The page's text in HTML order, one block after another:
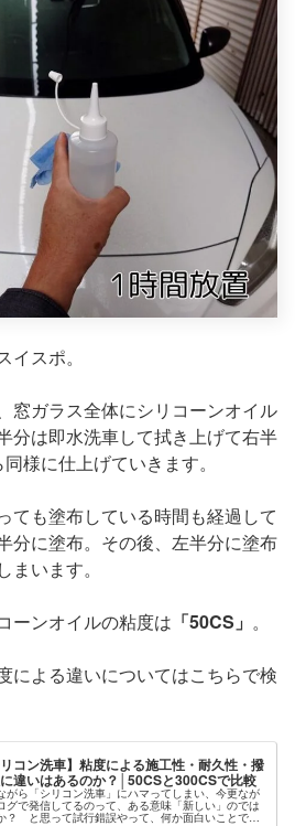
スポ。
窓ガラス全体にシリコーンオイル
分は即水洗車して拭き上げて右半
様に仕上げていきます。
ても塗布している時間も経過して
分に塗布。その後、左半分に塗布
います。
ーンオイルの粘度は 「50CS」 。
による違いについてはこちらで検
リコン洗車】粘度による施工性・耐久性・撥
違いはあるのか？│50CSと300CSで比較
がら「シリコン洗車」にハマってしまい、今更なが
グで発信してるのって、ある意味「新しい」のでは
？ と思って試行錯誤やって、何か面白いことでき